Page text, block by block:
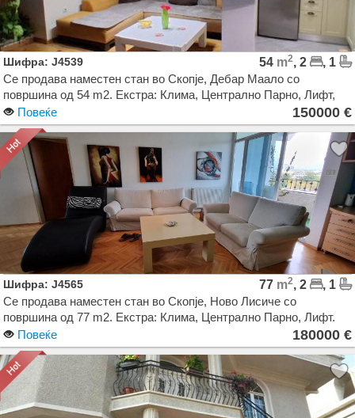
Шифра: J4539 54 m2, 2
, 1
Се продава наместен стан во Скопје, Дебар Маало со
површина од 54 m2. Екстра: Клима, Централно Парно, Лифт,
Нова Зграда. Цена: 150000 EUR
Повеќе 150000 €
Шифра: J4565 77 m2, 2
, 1
Се продава наместен стан во Скопје, Ново Лисиче со
површина од 77 m2. Екстра: Клима, Централно Парно, Лифт.
Цена: 180000 EUR
Повеќе 180000 €